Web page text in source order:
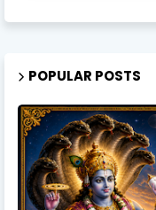
POPULAR POSTS